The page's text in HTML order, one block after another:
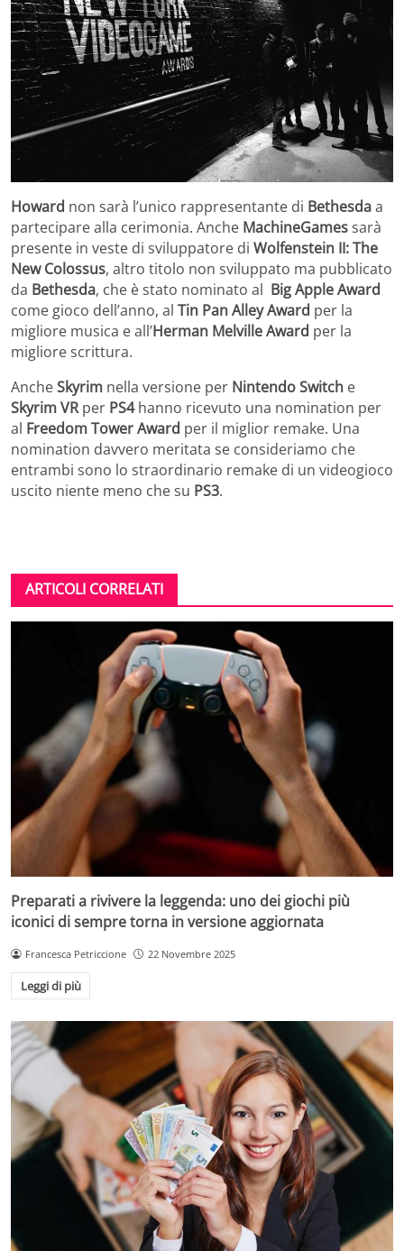
Howard non sarà l’unico rappresentante di Bethesdaa
partecipare alla cerimonia. Anche MachineGamessarà
presente in veste di sviluppatore di Wolfenstein II: The
New Colossus, altro titolo non sviluppato ma pubblicato
da Bethesda, che è stato nominato al Big Apple Award
come gioco dell’anno, al Tin Pan Alley Award per la
migliore musica e all’Herman Melville Award per la
migliore scrittura.
AncheSkyrim nella versione per Nintendo Switch e
Skyrim VRper PS4hanno ricevuto una nomination per
al Freedom Tower Award per il miglior remake. Una
nomination davvero meritata se consideriamo che
entrambi sono lo straordinario remake di un videogioco
uscito niente meno che su PS3.
ARTICOLI CORRELATI
Preparati a rivivere la leggenda: uno dei giochi più
iconici di sempre torna in versione aggiornata
Francesca Petriccione 22 Novembre 2025
Leggi di più